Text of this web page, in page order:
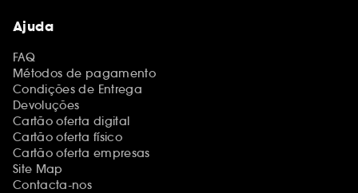
Ajuda
FAQ
Métodos de pagamento
Condições de Entrega
Devoluções
Cartão oferta digital
Cartão oferta físico
Cartão oferta empresas
Site Map
Contacta-nos